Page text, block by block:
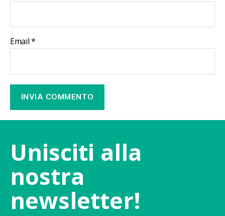
Email*
Unisciti alla
nostra
newsletter!